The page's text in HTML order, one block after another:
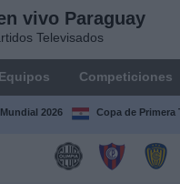
vivo Paraguay
Televisados
Equipos Competiciones
2026 Copa de Primera